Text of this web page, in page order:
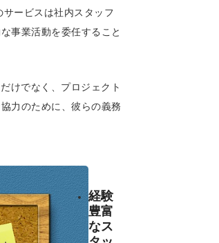
ービスは社内スタッフ
事業活動を委任すること
けでなく、プロジェクト
力のために、彼らの義務
経験
豊富
なス